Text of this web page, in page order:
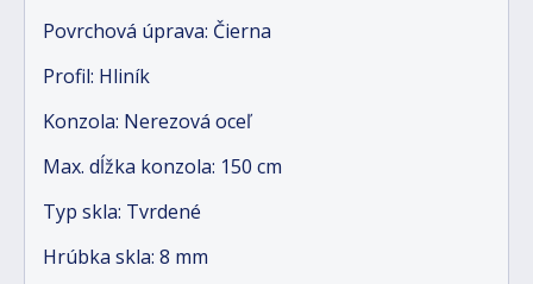
Povrchová úprava: Čierna
Profil: Hliník
Konzola: Nerezová oceľ
Max. dĺžka konzola: 150 cm
Typ skla: Tvrdené
Hrúbka skla: 8 mm